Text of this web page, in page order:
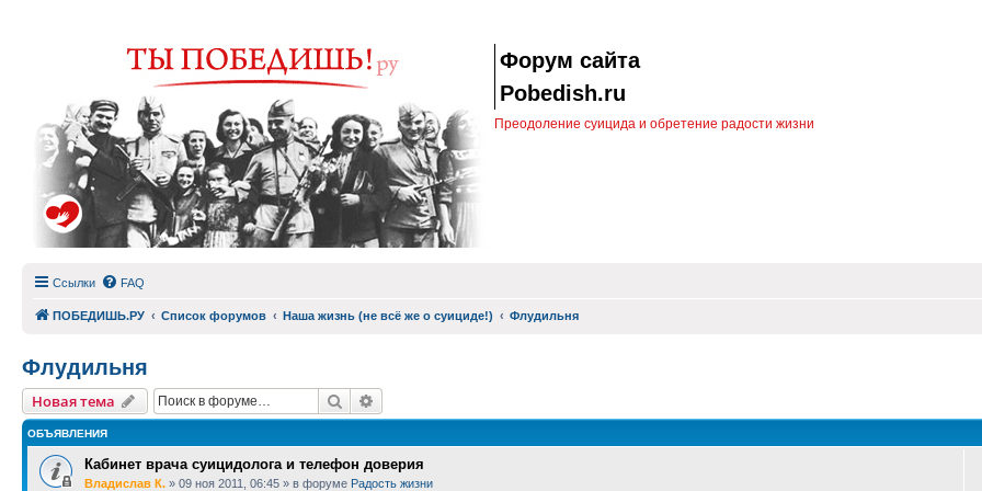
Форум сайта
Pobedish.ru
Преодоление суицида и обретение радости жизни
Ссылки FAQ
ПОБЕДИШЬ.РУ Список форумов Наша жизнь (не всё же о суициде!) Флудильня
Флудильня
Новая тема Поиск
ОБЪЯВЛЕНИЯ
Кабинет врача суицидолога и телефон доверия
Владислав К. » 09 ноя 2011, 06:45 » в форуме Радость жизни